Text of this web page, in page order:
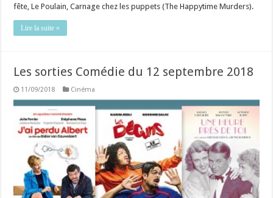
fête, Le Poulain, Carnage chez les puppets (The Happytime Murders).
Lire la suite »
Les sorties Comédie du 12 septembre 2018
11/09/2018 Cinéma